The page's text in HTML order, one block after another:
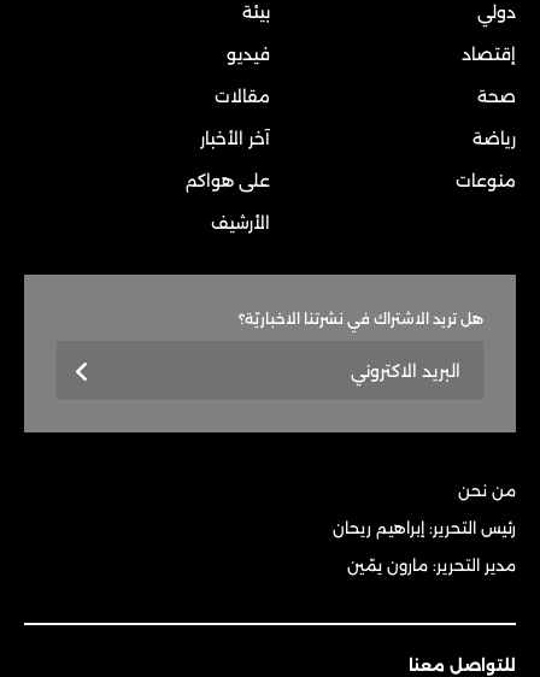
دولي
إقتصاد
صحة
رياضة
منوعات
بيئة
فيديو
مقالات
آخر الأخبار
على هواكم
الأرشيف
هل تريد الاشتراك في نشرتنا الاخباريّة؟
من نحن
رئيس التحرير: إبراهيم ريحان
مدير التحرير: مارون يمّين
للتواصل معنا